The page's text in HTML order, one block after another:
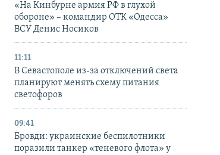
«На Кинбурне армия РФ в глухой
обороне» – командир ОТК «Одесса»
ВСУ Денис Носиков
11:11
В Севастополе из-за отключений света
планируют менять схему питания
светофоров
09:41
Бровди: украинские беспилотники
поразили танкер «теневого флота» у